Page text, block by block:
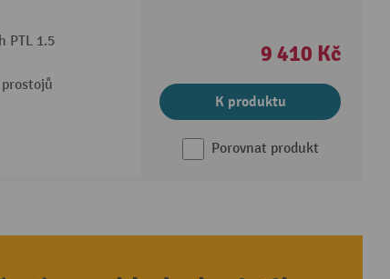
PTL 1.5
9 410 Kč
K produktu
Porovnat produkt